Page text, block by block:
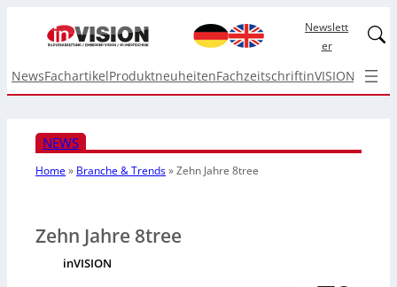
Newslett
er
NewsFachartikelProduktneuheitenFachzeitschriftinVISION Top
NEWS
Home» Branche & Trends»Zehn Jahre 8tree
Zehn Jahre 8tree
inVISION